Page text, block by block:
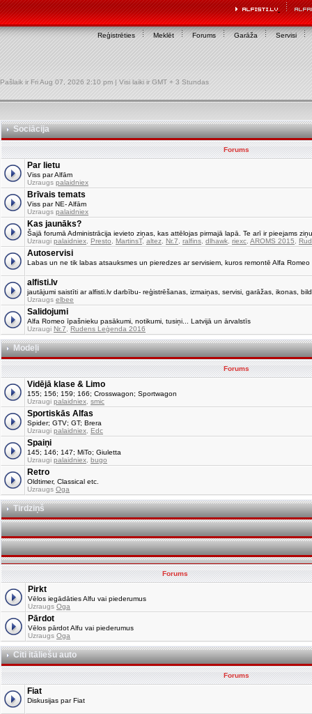
Reģistrēties Meklēt Forums Garāža Servisi
Pašlaik ir Fri Aug 07, 2026 2:10 pm | Visi laiki ir GMT + 3 Stundas
Sociācija
Forums
Par lietu
Viss par Alfām
Uzraugs palaidniex
Brīvais temats
Viss par NE- Alfām
Uzraugs palaidniex
Kas jaunāks?
Šajā forumā Administrācija ievieto ziņas, kas attēlojas pirmajā lapā. Te arī ir pieejams
Uzraugi palaidniex Presto MartinsT, altez Nr.7 ralfins dlhawk riexc AROMS 2015
Autoservisi
Labas un ne tik labas atsauksmes un pieredzes ar servisiem, kuros remontē Alfa Romeo
alfisti.lv
jautājumi saistīti ar alfisti.lv darbību- reģistrēšanas, izmaiņas, servisi, garāžas, ikonas,
Uzraugs elbee
Salidojumi
Alfa Romeo īpašnieku pasākumi, notikumi, tusiņi... Latvijā un ārvalstīs
Uzraugi Nr.7 Rudens Leģenda 2016
Modeļi
Forums
Vidējā klase & Limo
155; 156; 159; 166; Crosswagon; Sportwagon
Uzraugi palaidniex smic
Sportiskās Alfas
Spider; GTV; GT; Brera
Uzraugi palaidniex Edc
Spaiņi
145; 146; 147; MiTo; Giuletta
Uzraugi palaidniex bugo
Retro
Oldtimer, Classical etc.
Uzraugs Oga
Tirdziņš
Forums
Pirkt
Vēlos iegādāties Alfu vai piederumus
Uzraugs Oga
Pārdot
Vēlos pārdot Alfu vai piederumus
Uzraugs Oga
Citi itāliešu auto
Forums
Fiat
Diskusijas par Fiat